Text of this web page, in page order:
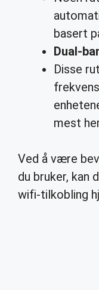
basert
Dual-
Disse
mest
Ved å være
du bruker, kan
wifi-tilkobling